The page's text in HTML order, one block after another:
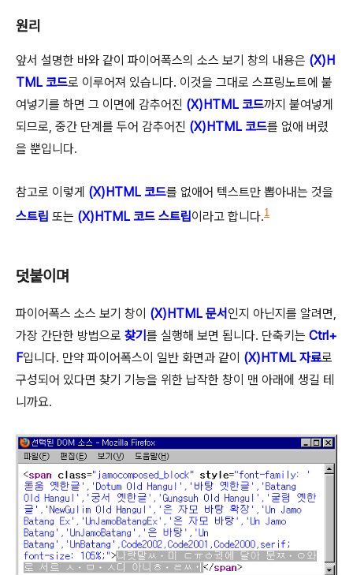
원리
앞서 설명한 바와 같이 파이어폭스의 소스 보기 창의 내용은 (X)H
TML 코드로 이루어져 있습니다. 이것을 그대로 스프링노트에 붙
여넣기를 하면 그 이면에 감추어진 (X)HTML 코드까지 붙여넣게
되므로, 중간 단계를 두어 감추어진 (X)HTML 코드를 없애 버렸
을 뿐입니다.
참고로 이렇게 (X)HTML 코드를 없애어 텍스트만 뽑아내는 것을
스트립 또는 (X)HTML 코드 스트립 이라고 합니다.1
덧붙이며
파이어폭스 소스 보기 창이 (X)HTML 문서 인지 아닌지를 알려면,
가장 간단한 방법으로 찾기 를 실행해 보면 됩니다. 단축키는 Ctrl+
F입니다. 만약 파이어폭스이 일반 화면과 같이 (X)HTML 자료로
구성되어 있다면 찾기 기능을 위한 납작한 창이 맨 아래에 생길 테
니까요.